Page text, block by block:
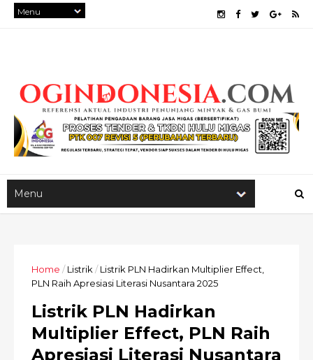
Home / Listrik/ Listrik PLN Hadirkan Multiplier Effect,
PLN Raih Apresiasi Literasi Nusantara 2025
Listrik PLN Hadirkan
Multiplier Effect, PLN Raih
Apresiasi Literasi Nusantara